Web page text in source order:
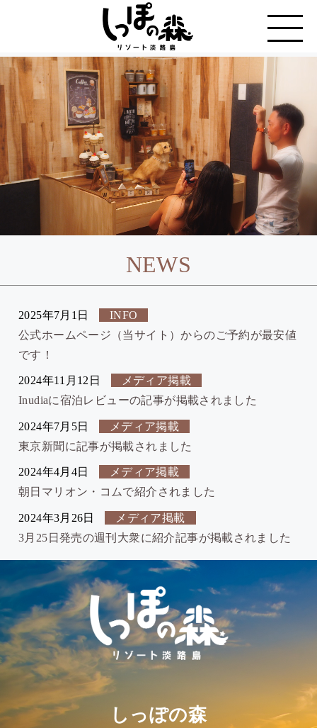
NEWS
2025年7月1日
INFO
公式ホームページ（当サイト）からのご予約が最安値
です！
2024年11月12日
メディア掲載
Inudiaに宿泊レビューの記事が掲載されました
2024年7月5日
メディア掲載
東京新聞に記事が掲載されました
2024年4月4日
メディア掲載
朝日マリオン・コムで紹介されました
2024年3月26日
メディア掲載
3月25日発売の週刊大衆に紹介記事が掲載されました
しっぽの森